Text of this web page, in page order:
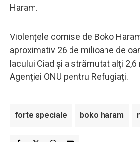
Haram.
Violențele comise de Boko
aproximativ 26 de milioane de
lacului Ciad și a strămutat alți
Agenției ONU pentru Refugiați.
forte speciale boko haram